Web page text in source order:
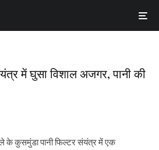
में घुसा विशाल अजगर, पानी की
के कुसमुंडा पानी फिल्टर संयंत्र में एक